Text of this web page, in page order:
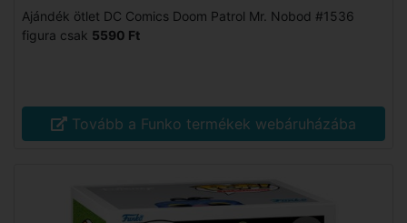
Ajándék ötlet DC Comics Doom Patrol Mr. Nobod #1536
figura csak 5590 Ft
Tovább a Funko termékek webáruházába